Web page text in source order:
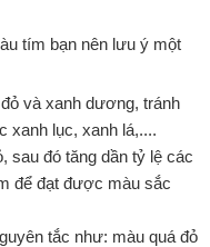
tím bạn nên lưu ý một
và xanh dương, tránh
xanh lục, xanh lá,....
sau đó tăng dần tỷ lệ các
để đạt được màu sắc
tắc như: màu quá đỏ